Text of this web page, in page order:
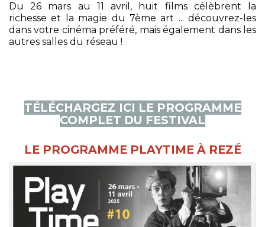
Du 26 mars au 11 avril, huit films célèbrent la
richesse et la magie du 7ème art ... découvrez-les
dans votre cinéma préféré, mais également dans les
autres salles du réseau !
TÉLÉCHARGEZ ICI LE PROGRAMME
COMPLET DU FESTIVAL
LE PROGRAMME PLAYTIME À REZÉ